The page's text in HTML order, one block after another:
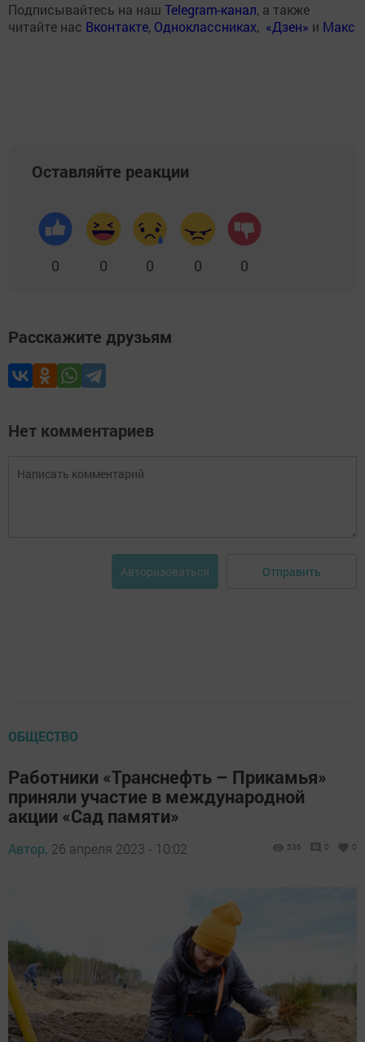
Подписывайтесь на наш Telegram-канал, а также
читайте нас Вконтакте, Одноклассниках, «Дзен» и Макс
Оставляйте реакции
0 0 0 0 0
Расскажите друзьям
Нет комментариев
Авторизоваться Отправить
ОБЩЕСТВО
Работники «Транснефть – Прикамья»
приняли участие в международной
акции «Сад памяти»
Автор, 26 апреля 2023 - 10:02 536 0 0